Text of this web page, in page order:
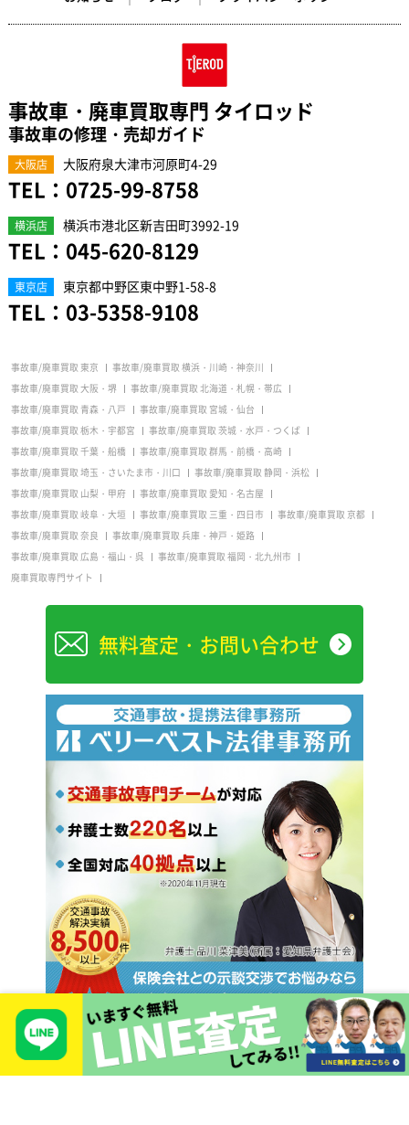
事故車・廃車買取専門 タイロッド
事故車の修理・売却ガイド
大阪店 大阪府泉大津市河原町4-29
TEL： 0725-99-8758
横浜店 横浜市港北区新吉田町3992-19
TEL： 045-620-8129
東京店 東京都中野区東中野1-58-8
TEL： 03-5358-9108
事故車/廃車買取 東京
事故車/廃車買取 横浜・川崎・神奈川
事故車/廃車買取 大阪・堺
事故車/廃車買取 北海道・札幌・帯広
事故車/廃車買取 青森・八戸
事故車/廃車買取 宮城・仙台
事故車/廃車買取 栃木・宇都宮
事故車/廃車買取 茨城・水戸・つくば
事故車/廃車買取 千葉・船橋
事故車/廃車買取 群馬・前橋・高崎
事故車/廃車買取 埼玉・さいたま市・川口
事故車/廃車買取 静岡・浜松
事故車/廃車買取 山梨・甲府
事故車/廃車買取 愛知・名古屋
事故車/廃車買取 岐阜・大垣
事故車/廃車買取 三重・四日市
事故車/廃車買取 京都
事故車/廃車買取 奈良
事故車/廃車買取 兵庫・神戸・姫路
事故車/廃車買取 広島・福山・呉
事故車/廃車買取 福岡・北九州市
廃車買取専門サイト
無料査定・お問い合わせ
Copyright © 2026 TIEROD Co., LTD
5409